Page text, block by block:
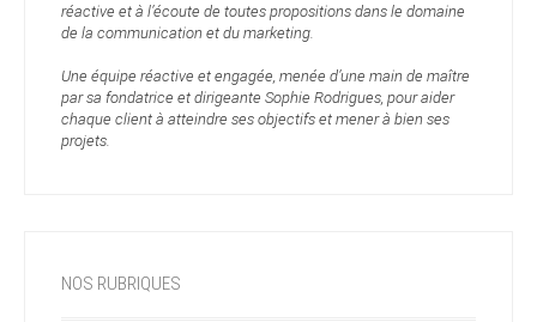
réactive et à l’écoute de toutes propositions dans le domaine
de la communication et du marketing.
Une équipe réactive et engagée, menée d’une main de maître
par sa fondatrice et dirigeante Sophie Rodrigues, pour aider
chaque client à atteindre ses objectifs et mener à bien ses
projets.
NOS RUBRIQUES